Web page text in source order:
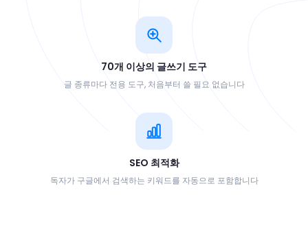
70개 이상의 글쓰기 도구
글 종류마다 전용 도구, 처음부터 쓸 필요 없습니다
SEO 최적화
독자가 구글에서 검색하는 키워드를 자동으로 포함합니다